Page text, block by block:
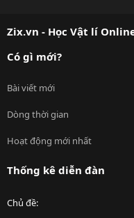
Zix.vn - Học Vật lí
Có gì mới?
Bài viết mới
Dòng thời gian
Hoạt động mới nhất
Thống kê diễn đàn
Chủ đề